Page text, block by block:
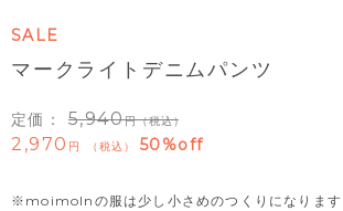
SALE
マークライトデニムパンツ
定価： 5,940 （税込）
2,970 税込 50%off
※moimolnの服は少し小さめのつくりになります